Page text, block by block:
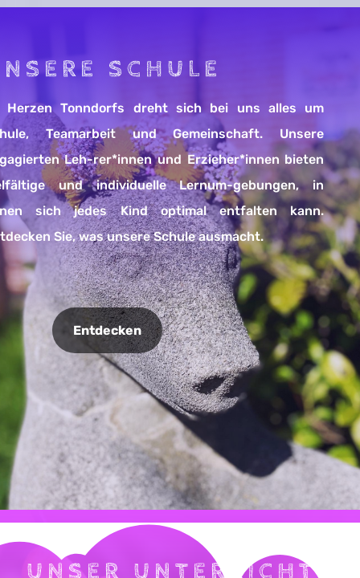
SCHULE
Herzen Tonndorfs dreht sich bei uns alles um
Teamarbeit und Gemeinschaft. Unsere
Leh-rer*innen und Erzieher*innen bieten
und individuelle Lernum-gebungen, in
sich jedes Kind optimal entfalten kann.
Sie, was unsere Schule ausmacht.
Entdecken
UNSER UNTERRICHT